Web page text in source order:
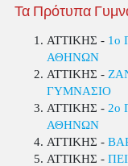
Τα Πρότυπα
ΑΤΤΙΚΗΣ - 1o
ΑΘΗΝΩΝ
ΑΤΤΙΚΗΣ -
ΓΥΜΝΑΣΙΟ
ΑΤΤΙΚΗΣ - 2o
ΑΘΗΝΩΝ
ΑΤΤΙΚΗΣ -
ΑΤΤΙΚΗΣ -